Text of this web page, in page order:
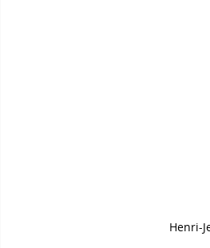
Henri-